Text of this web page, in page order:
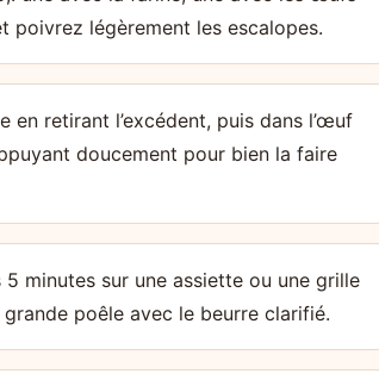
poivrez légèrement les escalopes.
en retirant l’excédent, puis dans l’œuf
doucement pour bien la faire
minutes sur une assiette ou une grille
poêle avec le beurre clarifié.